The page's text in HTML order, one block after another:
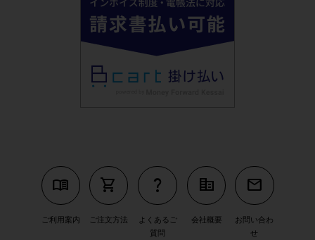
menu_book
ご利用案内
shopping_cart
ご注文方法
question_mark
よくあるご
質問
corporate_fare
会社概要
mail
お問い合わ
せ